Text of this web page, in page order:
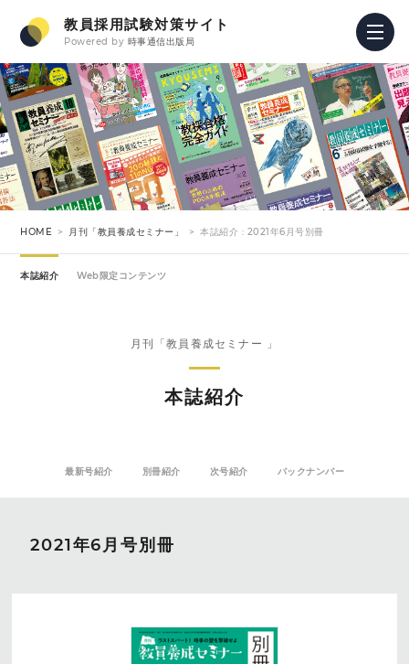
教員採用試験対策サイト
Powered by 時事通信出版局
HOME 月刊「教員養成セミナー」 本誌紹介 : 2021年6月号別冊
本誌紹介 Web限定コンテンツ
月刊「教員養成セミナー 」
本誌紹介
最新号紹介 別冊紹介 次号紹介 バックナンバー
2021年6月号別冊